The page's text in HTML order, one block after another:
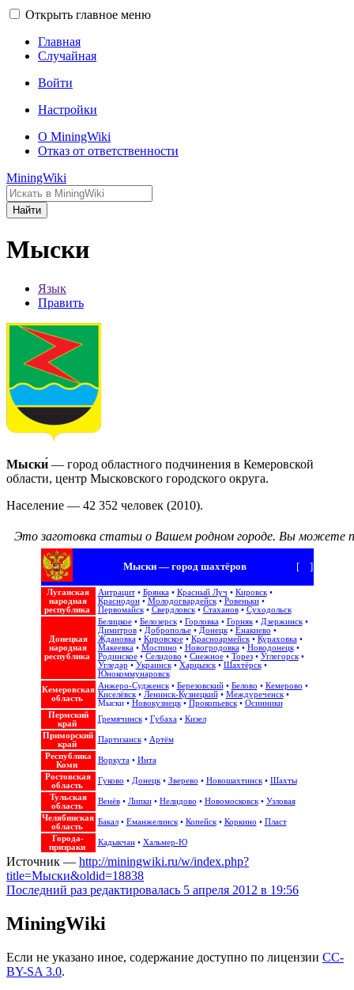
Открыть главное меню
Главная
Случайная
Войти
Настройки
О MiningWiki
Отказ от ответственности
MiningWiki
Найти
Мыски
Язык
Править
Мыски́ — город областного подчинения в Кемеровской
области, центр Мысковского городского округа.
Население — 42 352 человек (2010).
Это заготовка статьи о Вашем родном городе. Вы можете
[+ ]
Мыски — город шахтёров
Луганская
народная
республика
Антрацит• Брянка• Красный Луч• Кировск•
Краснодон• Молодогвардейск• Ровеньки•
Первомайск• Свердловск• Стаханов• Суходольск
Донецкая
народная
республика
Белицкое• Белозерск• Горловка• Горняк• Дзержинск•
Димитров• Доброполье• Донецк• Енакиево •
Ждановка• Кировское• Красноармейск• Кураховка•
Макеевка• Моспино • Новогродовка• Новодонецк•
Родинское• Селидово • Снежное• Торез• Углегорск•
Угледар • Украинск• Харцызск• Шахтёрск•
Юнокоммунаровск
Кемеровская
область
Анжеро-Судженск• Березовский• Белово • Кемерово •
Киселёвск• Ленинск-Кузнецкий• Междуреченск•
Мыски• Новокузнецк• Прокопьевск• Осинники
Пермский
край
Гремячинск• Губаха• Кизел
Приморский
край
Партизанск• Артём
Республика
Коми
Воркута• Инта
Ростовская
область
Гуково • Донецк• Зверево • Новошахтинск• Шахты
Тульская
область
Венёв• Липки• Нелидово • Новомосковск• Узловая
Челябинская
область
Бакал• Еманжелинск• Копейск• Коркино • Пласт
Города-
призраки
Кадыкчан• Хальмер-Ю
Источник — http://miningwiki.ru/w/index.php?
title=Мыски&oldid=18838
Последний раз редактировалась 5 апреля 2012 в 19:56
MiningWiki
Если не указано иное, содержание доступно по лицензии CC-
BY-SA 3.0.